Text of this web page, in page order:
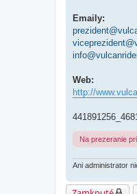
Emaily:
Web:
http://
Na prezeranie
Ani administrator